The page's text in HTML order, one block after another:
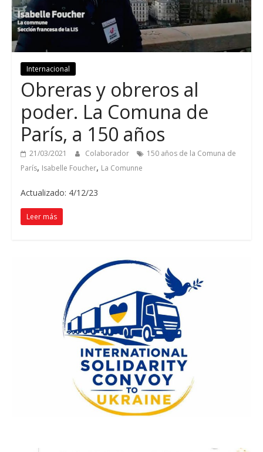
Internacional
Obreras y obreros al
poder. La Comuna de
París, a 150 años
21/03/2021 Colaborador
150 años de la Comuna de
París, Isabelle Foucher, La Comunne
Actualizado: 4/12/23
Leer más